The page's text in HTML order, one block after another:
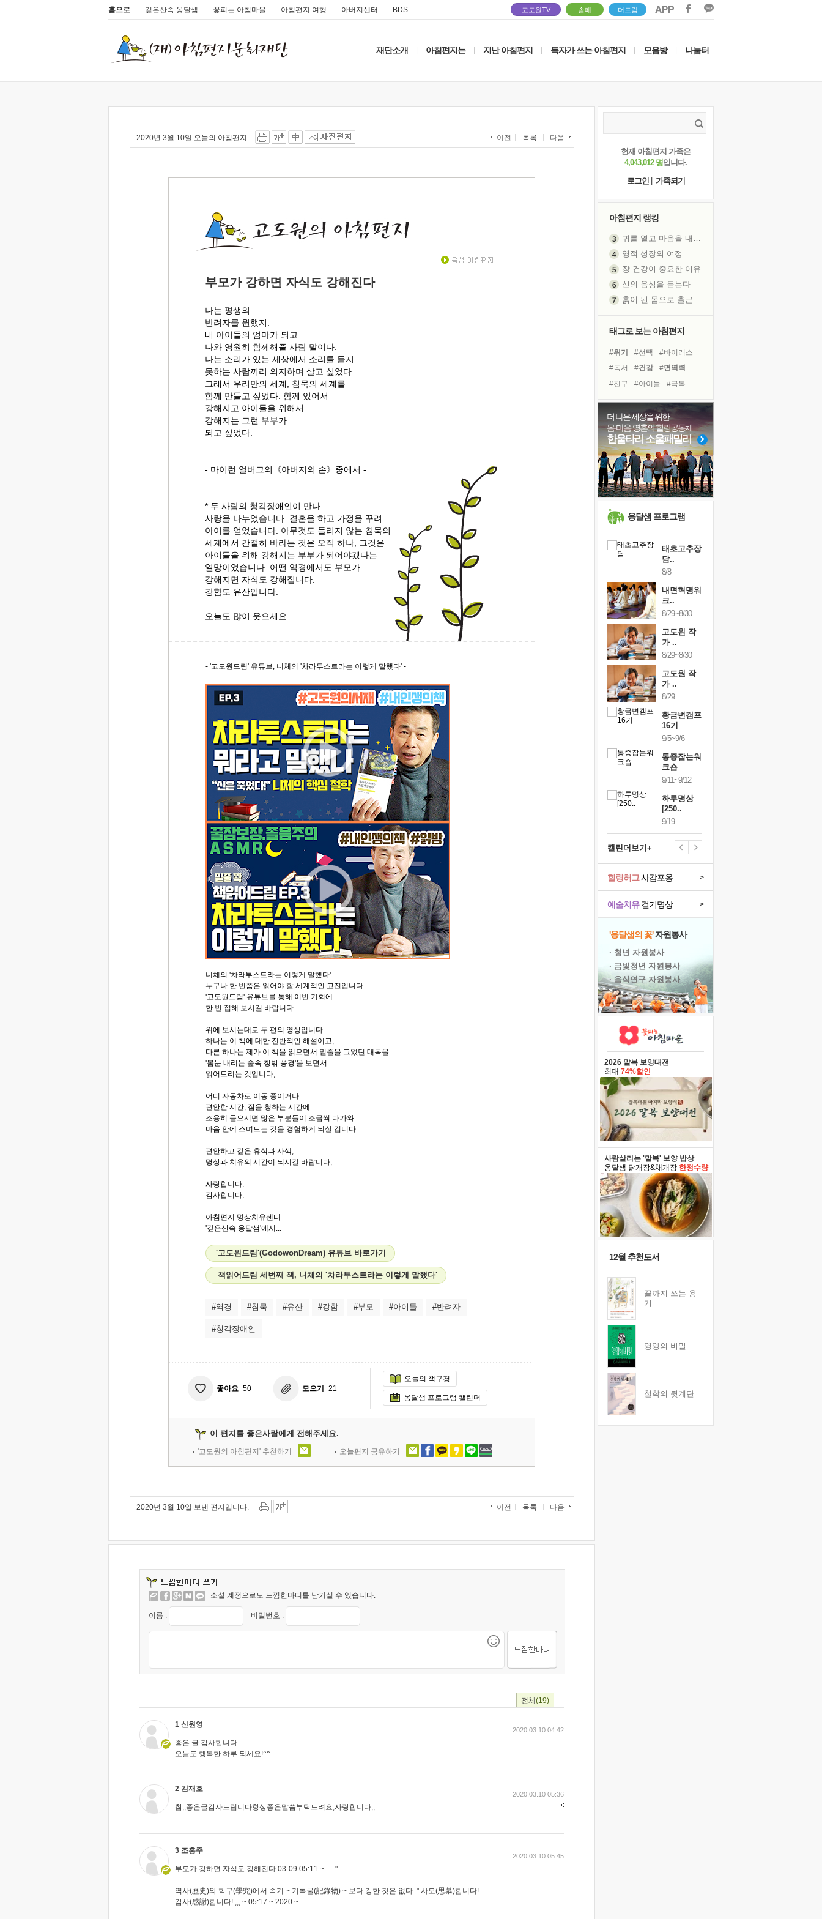
홈으로 깊은산속 옹달샘 꽃피는 아침마을 아침편지 여행 아버지센터 BDS 고도원TV 솔패 더드림
재단소개 아침편지는 지난 아침편지 독자가 쓰는 아침편지 모음방 나눔터
2020년 3월 10일 오늘의 아침편지 이전 목록 다음
부모가 강하면 자식도 강해진다
나는 평생의
반려자를 원했지.
내 아이들의 엄마가 되고
나와 영원히 함께해줄 사람 말이다.
나는 소리가 있는 세상에서 소리를 듣지
못하는 사람끼리 의지하며 살고 싶었다.
그래서 우리만의 세계, 침묵의 세계를
함께 만들고 싶었다. 함께 있어서
강해지고 아이들을 위해서
강해지는 그런 부부가
되고 싶었다.
- 마이런 얼버그의《아버지의 손》중에서 -
* 두 사람의 청각장애인이 만나
사랑을 나누었습니다. 결혼을 하고 가정을 꾸려
아이를 얻었습니다. 아무것도 들리지 않는 침묵의
세계에서 간절히 바라는 것은 오직 하나, 그것은
아이들을 위해 강해지는 부부가 되어야겠다는
열망이었습니다. 어떤 역경에서도 부모가
강해지면 자식도 강해집니다.
강함도 유산입니다.
오늘도 많이 웃으세요.
- '고도원드림' 유튜브, 니체의 '차라투스트라는 이렇게 말했다' -
니체의 '차라투스트라는 이렇게 말했다'.
누구나 한 번쯤은 읽어야 할 세계적인 고전입니다.
'고도원드림' 유튜브를 통해 이번 기회에
한 번 접해 보시길 바랍니다.
위에 보시는대로 두 편의 영상입니다.
하나는 이 책에 대한 전반적인 해설이고,
다른 하나는 제가 이 책을 읽으면서 밑줄을 그었던 대목을
'봄눈 내리는 숲속 창밖 풍경'을 보면서
읽어드리는 것입니다,
어디 자동차로 이동 중이거나
편안한 시간, 잠을 청하는 시간에
조용히 들으시면 많은 부분들이 조금씩 다가와
마음 안에 스며드는 것을 경험하게 되실 겁니다.
편안하고 깊은 휴식과 사색,
명상과 치유의 시간이 되시길 바랍니다,
사랑합니다.
감사합니다.
아침편지 명상치유센터
'깊은산속 옹달샘'에서...
'고도원드림'(GodowonDream) 유튜브 바로가기
책읽어드림 세번째 책, 니체의 '차라투스트라는 이렇게 말했다'
#역경 #침묵 #유산 #강함 #부모 #아이들 #반려자
#청각장애인
좋아요 50 모으기 21
오늘의 책구경
옹달샘 프로그램 캘린더
이 편지를 좋은사람에게 전해주세요.
'고도원의 아침편지' 추천하기 오늘편지 공유하기
2020년 3월 10일 보낸 편지입니다. 이전 목록 다음
소셜 계정으로도 느낌한마디를 남기실 수 있습니다.
이름 : 비밀번호 :
전체 (19)
1 신원영
좋은 글 감사합니다
오늘도 행복한 하루 되세요!^^
2020.03.10 04:42
2 김재호
참,,좋은글감사드립니다항상좋은말씀부탁드려요,사랑합니다,,
2020.03.10 05:36
3 조흥주
부모가 강하면 자식도 강해진다 03-09 05:11 ~ … "
역사(歷史)와 학구(學究)에서 속기 ~ 기록물(記錄物) ~ 보다 강한 것은 없다. " 사모(思慕)합니다!
감사(感謝)합니다! ,,, ~ 05:17 ~ 2020 ~
2020.03.10 05:45
현재 아침편지 가족은
4,043,012 명입니다.
로그인
가족되기
아침편지 랭킹
영적 성장의 여정
장 건강이 중요한 이유
신의 음성을 듣는다
극과 극의 양 끝단
극심한 변비, 어깨결림, 수면 장애
슬럼프
보고 싶은 어머니
유년 시절의 부산 영도 바다
못된 꼰대들
희망이란
'모른다'는 것
귀를 열고 마음을 내어주고
태그로 보는 아침편지
#위기 #선택
#바이러스
#독서
#건강
#면역력
#친구
#아이들
#극복
#사람
#힐링
#희망
#비전캠프
#계획
#삶
#리더
#독서캠프
#유튜브
#나눔
#링컨학교
#도움
더 나은 세상을 위한
몸·마음·영혼의 힐링공동체
한울타리 소울패밀리
옹달샘 프로그램
태초고추장
담..
8/8
내면혁명워
크..
8/29~8/30
고도원 작
가 ..
8/29~8/30
고도원 작
가 ..
8/29
황금변캠프
16기
9/5~9/6
통증잡는워
크숍
9/11~9/12
하루명상
[250..
9/19
캘린더보기+
예술치유걷기명상 >
힐링허그사감포옹 >
'옹달샘의 꽃'자원봉사
· 청년 자원봉사
· 금빛청년 자원봉사
· 음식연구 자원봉사
2026 말복 보양대전
최대 74%할인
사람살리는 '말복' 보양 밥상
옹달샘 닭개장&채개장 한정수량
12월 추천도서
끝까지 쓰는 용
기
영양의 비밀
철학의 뒷계단